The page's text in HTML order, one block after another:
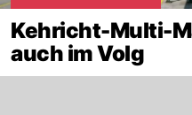
Kehricht-Multi-
auch im Volg